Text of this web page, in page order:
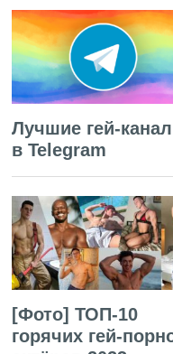
Лучшие гей-
в Telegram
[Фото] ТОП-10
горячих гей-